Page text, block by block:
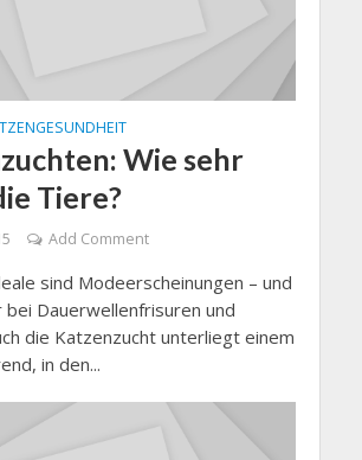
Wie sehr
Tiere?
Add Comment
sind Modeerscheinungen – und
bei Dauerwellenfrisuren und
die Katzenzucht unterliegt einem
in den...